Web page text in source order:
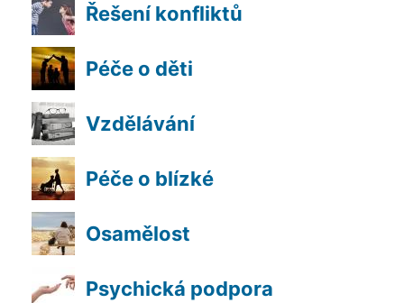
Řešení konfliktů
Péče o děti
Vzdělávání
Péče o blízké
Osamělost
Psychická podpora